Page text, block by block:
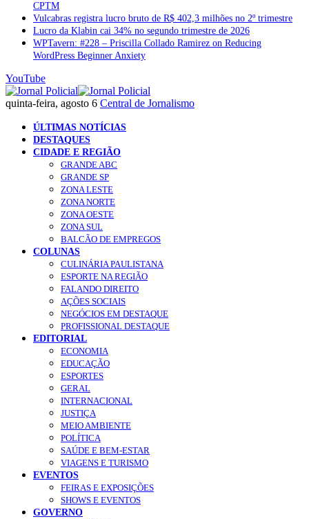
CPTM
Vulcabras registra lucro bruto de R$ 402,3 milhões no 2º trimestre
Lucro da Klabin cai 34% no segundo trimestre de 2026
WPTavern: #228 – Priscilla Collado Ramirez on Reducing
WordPress Beginner Anxiety
YouTube
quinta-feira, agosto 6 Central de Jornalismo
ÚLTIMAS NOTÍCIAS
DESTAQUES
CIDADE E REGIÃO
GRANDE ABC
GRANDE SP
ZONA LESTE
ZONA NORTE
ZONA OESTE
ZONA SUL
BALCÃO DE EMPREGOS
COLUNAS
CULINÁRIA PAULISTANA
ESPORTE NA REGIÃO
FALANDO DIREITO
AÇÕES SOCIAIS
NEGÓCIOS EM DESTAQUE
PROFISSIONAL DESTAQUE
EDITORIAL
ECONOMIA
EDUCAÇÃO
ESPORTES
GERAL
INTERNACIONAL
JUSTIÇA
MEIO AMBIENTE
POLÍTICA
SAÚDE E BEM-ESTAR
VIAGENS E TURISMO
EVENTOS
FEIRAS E EXPOSIÇÕES
SHOWS E EVENTOS
GOVERNO